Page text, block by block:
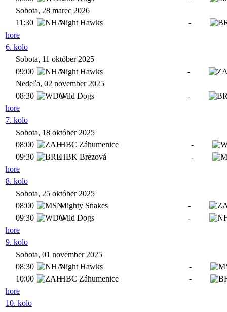
Sobota, 28 marec 2026
11:30
Night Hawks
-
hore
6. kolo
Sobota, 11 október 2025
09:00
Night Hawks
-
Nedeľa, 02 november 2025
08:30
Wild Dogs
-
hore
7. kolo
Sobota, 18 október 2025
08:00
HBC Záhumenice
-
09:30
HBK Brezová
-
hore
8. kolo
Sobota, 25 október 2025
08:00
Mighty Snakes
-
09:30
Wild Dogs
-
hore
9. kolo
Sobota, 01 november 2025
08:30
Night Hawks
-
10:00
HBC Záhumenice
-
hore
10. kolo